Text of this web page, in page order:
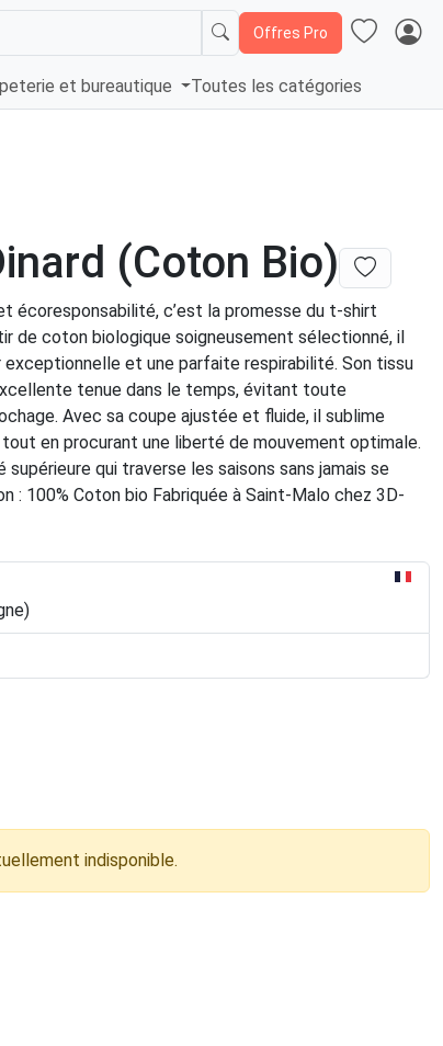
Offres Pro
et bureautique Toutes les catégories
(Coton Bio)
écoresponsabilité, c’est la promesse du t-shirt
de coton biologique soigneusement sélectionné, il
exceptionnelle et une parfaite respirabilité. Son tissu
tenue dans le temps, évitant toute
Avec sa coupe ajustée et fluide, il sublime
en procurant une liberté de mouvement optimale.
supérieure qui traverse les saisons sans jamais se
: 100% Coton bio Fabriquée à Saint-Malo chez 3D-
indisponible.